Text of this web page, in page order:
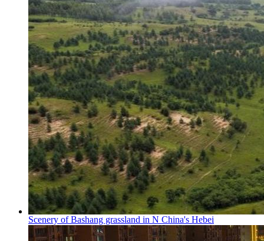
Scenery of Bashang grassland in N China's Hebei